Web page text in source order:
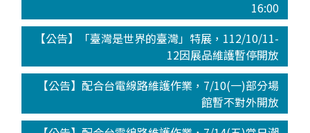
16:00
【公告】「臺灣是世界的臺灣」特展，112/10/11-
12因展品維護暫停開放
【公告】配合台電線路維護作業，7/10(一)部分場
館暫不對外開放